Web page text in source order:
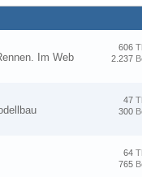
Im Web
606
2.237
47
300
64
765